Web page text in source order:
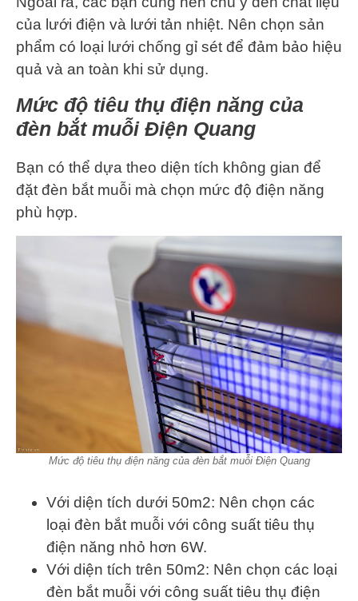
của lưới điện và lưới tản nhiệt. Nên chọn sản
phẩm có loại lưới chống gỉ sét để đảm bảo hiệu
quả và an toàn khi sử dụng.
Mức độ tiêu thụ điện năng của
đèn bắt muỗi Điện Quang
Bạn có thể dựa theo diện tích không gian để
đặt đèn bắt muỗi mà chọn mức độ điện năng
phù hợp.
Mức độ tiêu thụ điện năng của đèn bắt muỗi Điện Quang
Với diện tích dưới 50m2: Nên chọn các
loại đèn bắt muỗi với công suất tiêu thụ
điện năng nhỏ hơn 6W.
Với diện tích trên 50m2: Nên chọn các loại
đèn bắt muỗi với công suất tiêu thụ điện